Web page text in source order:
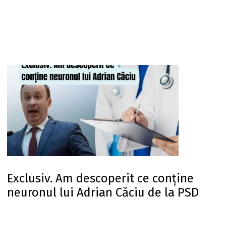
Exclusiv. Am descoperit ce conține
neuronul lui Adrian Căciu de la PSD